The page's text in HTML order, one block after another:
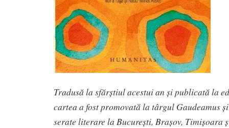
Tradusă la sfărștiul acestui an și publicată la
cartea a fost promovată la târgul Gaudeamus
serate literare la București, Brașov, Timișoara